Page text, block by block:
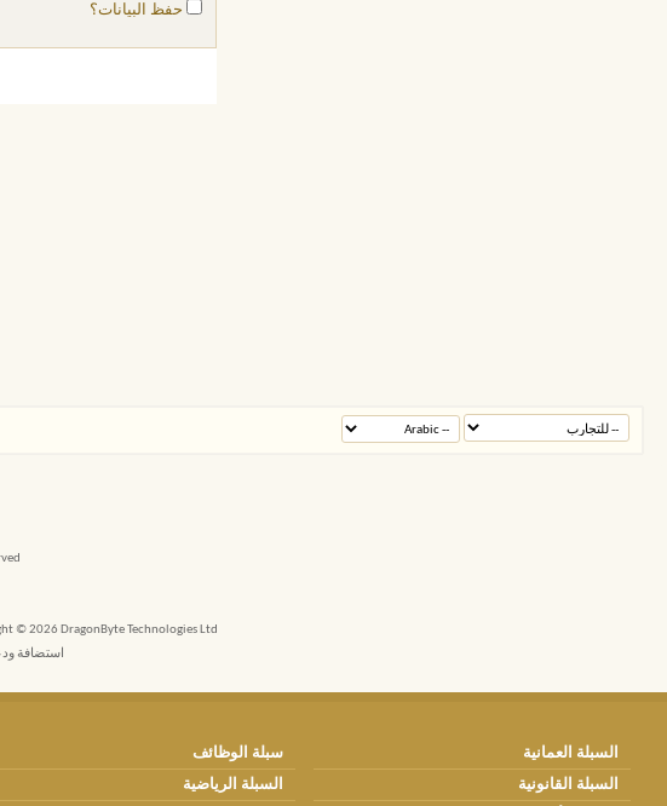
حفظ البيانات؟
© 2026 DragonByte Technologies Ltd.
استضافة
السبلة العمانية
سبلة الوظائف
السبلة القانونية
السبلة الرياضية